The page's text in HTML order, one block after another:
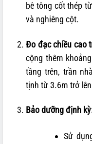
bê tông cốt thép
và nghiêng cột.
Đo đạc chiều cao
cộng thêm
tầng trên, trần
tịnh từ 3.6m trở
Bảo dưỡng định
Sử